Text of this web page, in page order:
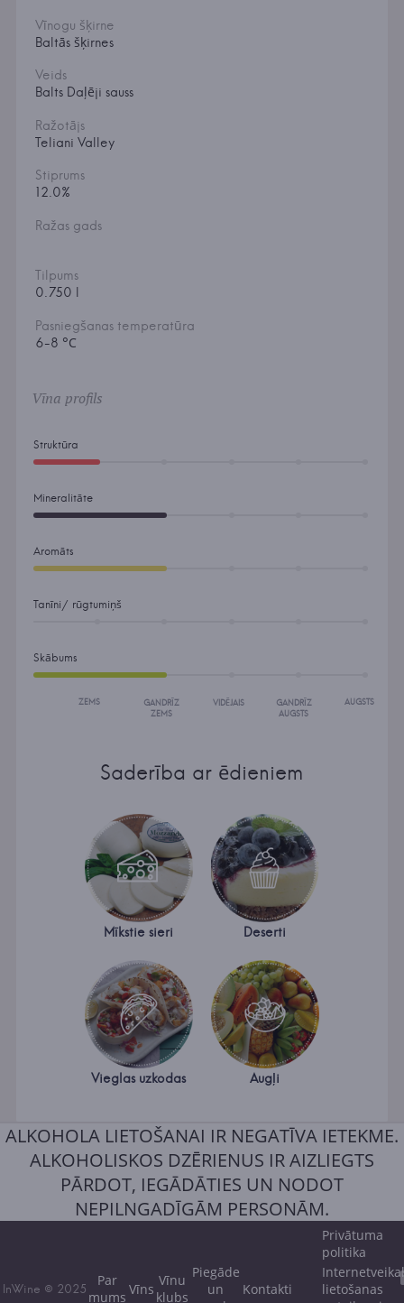
Vīnogu šķirne
Baltās šķirnes
Veids
Balts Daļēji sauss
Ražotājs
Teliani Valley
Stiprums
12.0%
Ražas gads
Tilpums
0.750 l
Pasniegšanas temperatūra
6-8 °С
Vīna profils
Struktūra
Mineralitāte
Aromāts
Tanīni/ rūgtumiņš
Skābums
ZEMS
GANDRĪZ
ZEMS
VIDĒJAIS
GANDRĪZ
AUGSTS
AUGSTS
Saderība ar ēdieniem
Mīkstie sieri Deserti
Vieglas uzkodas Augļi
ALKOHOLA LIETOŠANAI IR NEGATĪVA IETEKME.
ALKOHOLISKOS DZĒRIENUS IR AIZLIEGTS
PĀRDOT, IEGĀDĀTIES UN NODOT
NEPILNGADĪGĀM PERSONĀM.
InWine © 2025
Par
mums Vīns Vīnu
klubs
Piegāde
un
Kontakti
Privātuma
politika
lietošanas